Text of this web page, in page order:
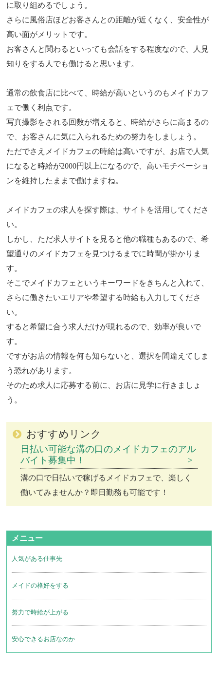
に取り組めるでしょう。
さらに風俗店ほどお客さんとの距離が近くなく、安全性が
高い面がメリットです。
お客さんと関わるといっても会話をする程度なので、人見
知りをする人でも働けると思います。
通常の飲食店に比べて、時給が高いというのもメイドカフ
ェで働く利点です。
写真撮影をされる回数が増えると、時給がさらに高まるの
で、お客さんに気に入られるための努力をしましょう。
ただでさえメイドカフェの時給は高いですが、お店で人気
になると時給が2000円以上になるので、高いモチベーショ
ンを維持したままで働けますね。
メイドカフェの求人を探す際は、サイトを活用してくださ
い。
しかし、ただ求人サイトを見ると他の職種もあるので、希
望通りのメイドカフェを見つけるまでに時間が掛かりま
す。
そこでメイドカフェというキーワードをきちんと入れて、
さらに働きたいエリアや希望する時給も入力してくださ
い。
すると希望に合う求人だけが現れるので、効率が良いで
す。
ですがお店の情報を何も知らないと、選択を間違えてしま
う恐れがあります。
そのため求人に応募する前に、お店に見学に行きましょ
う。
おすすめリンク
日払い可能な溝の口のメイドカフェのアル
バイト募集中！
溝の口で日払いで稼げるメイドカフェで、楽しく
働いてみませんか？即日勤務も可能です！
メニュー
人気がある仕事先
メイドの格好をする
努力で時給が上がる
安心できるお店なのか